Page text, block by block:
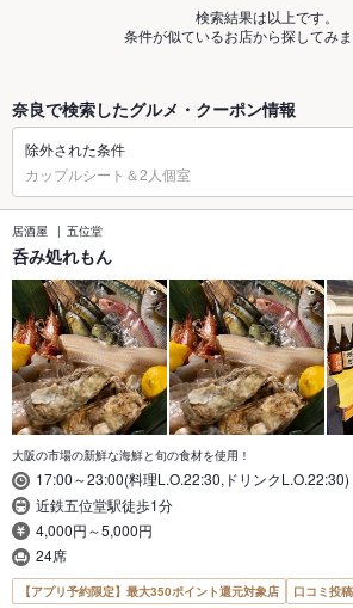
検索結果は以上です。
条件が似ているお店から探してみ
奈良で検索したグルメ・クーポン情報
除外された条件
カップルシート＆2人個室
居酒屋 五位堂
呑み処れもん
大阪の市場の新鮮な海鮮と旬の食材を使用！
17:00～23:00(料理L.O.22:30,ドリンクL.O.22:30)
近鉄五位堂駅徒歩1分
4,000円～5,000円
24席
【アプリ予約限定】最大350ポイント還元対象店 口コミ投